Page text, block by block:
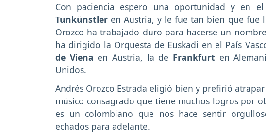
Con paciencia espero una oportunidad y en
Tunkünstler en Austria, y le fue tan bien que fue
Orozco ha trabajado duro para hacerse un
ha dirigido la Orquesta de Euskadi en el País
de Viena en Austria, la de Frankfurt en
Unidos.
Andrés Orozco Estrada eligió bien y prefirió
músico consagrado que tiene muchos logros por
es un colombiano que nos hace sentir
echados para adelante.